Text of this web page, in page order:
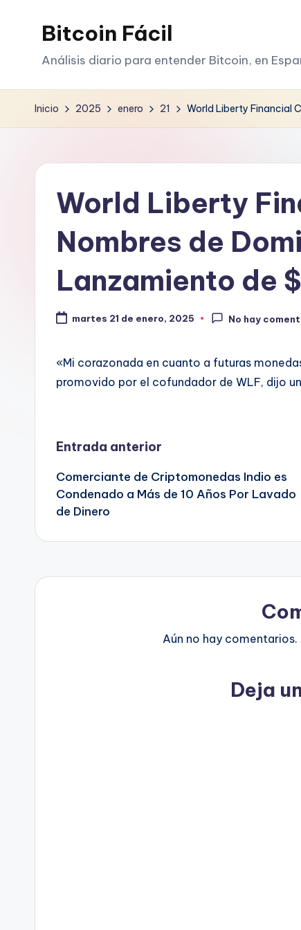
Bitcoin Fácil
Análisis diario para entender Bitcoin, en
Inicio 2025 enero 21 World Liberty Financial
World Liberty
Nombres de
Lanzamiento de
martes 21 de enero, 2025 No hay
«Mi corazonada en cuanto a futuras
promovido por el cofundador de WLF, dijo
Navegación
de
entradas
Entrada anterior
Comerciante de Criptomonedas Indio es
Condenado a Más de 10 Años Por Lavado
de Dinero
Aún no hay
Deja